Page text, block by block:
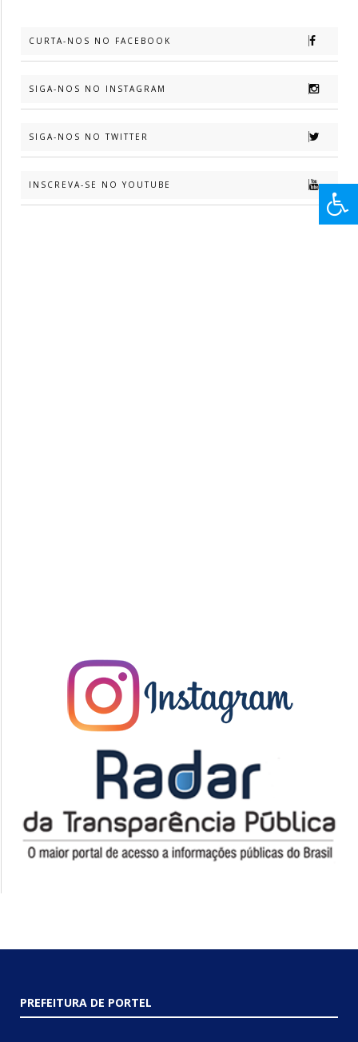
CURTA-NOS NO FACEBOOK
SIGA-NOS NO INSTAGRAM
SIGA-NOS NO TWITTER
INSCREVA-SE NO YOUTUBE
PREFEITURA DE PORTEL